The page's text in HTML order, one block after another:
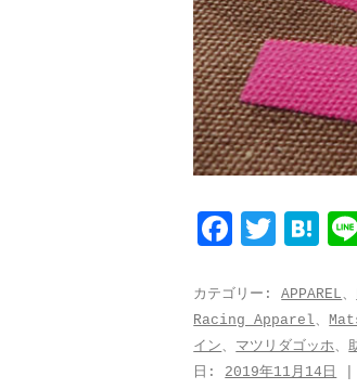
F
c
e
b
T
i
t
t
H
t
e
n
カテゴリー:APPAREL、
Racing Apparel、
イン、 マツリダゴッホ、
日: 2019年11月14日